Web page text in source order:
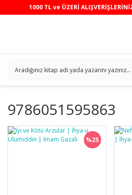
1000 TL ve ÜZERİ
9786051595863
%25